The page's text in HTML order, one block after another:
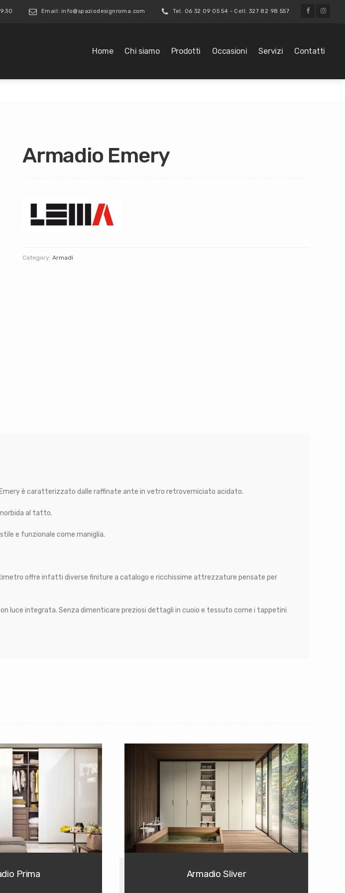
Email: info@spaziodesignroma.com Tel. 06 32 09 05 54 - Cell. 327 82 98 557
Home Chi siamo Prodotti Occasioni Servizi Contatti
Armadio Emery
Category: Armadi
è caratterizzato dalle raffinate ante in vetro retroverniciato acidato.
al tatto.
e funzionale come maniglia.
offre infatti diverse finiture a catalogo e ricchissime attrezzature pensate per
luce integrata. Senza dimenticare preziosi dettagli in cuoio e tessuto come i tappetini
Prima Armadio Sliver